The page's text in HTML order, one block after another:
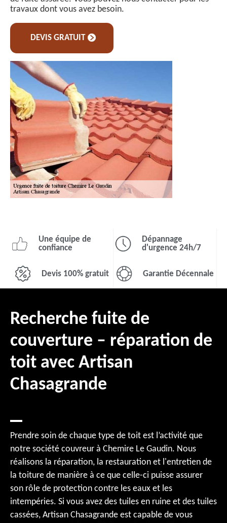
travaux dont vous avez besoin.
DEVIS GRATUIT
Une équipe de
confiance
Dépannage
d'urgence 24h/7
Devis 100% gratuit Garantie Décennale
Recherche fuite de
couverture – réparation de
toit avec Artisan
Chasagrande
Prendre soin de chaque type de toit est l’activité que
notre société couvreur à Chemire Le Gaudin. Nous
réalisons la réparation, la restauration et l'entretien de
la toiture de manière à ce que celle-ci puisse assurer
son rôle de protection contre les eaux et les
intempéries. Si vous avez des tuiles en ruine et des tuiles
cassées, Artisan Chasagrande est capable de vous